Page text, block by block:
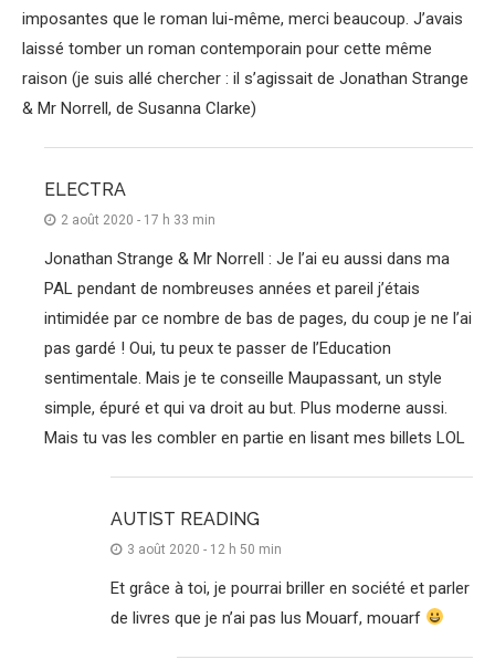
imposantes que le roman lui-même, merci beaucoup. J’avais
laissé tomber un roman contemporain pour cette même
raison (je suis allé chercher : il s’agissait de Jonathan Strange
& Mr Norrell, de Susanna Clarke)
ELECTRA
2 août 2020 - 17 h 33 min
Jonathan Strange & Mr Norrell : Je l’ai eu aussi dans ma
PAL pendant de nombreuses années et pareil j’étais
intimidée par ce nombre de bas de pages, du coup je ne l’ai
pas gardé ! Oui, tu peux te passer de l’Education
sentimentale. Mais je te conseille Maupassant, un style
simple, épuré et qui va droit au but. Plus moderne aussi.
Mais tu vas les combler en partie en lisant mes billets LOL
AUTIST READING
3 août 2020 - 12 h 50 min
Et grâce à toi, je pourrai briller en société et parler
de livres que je n’ai pas lus Mouarf, mouarf